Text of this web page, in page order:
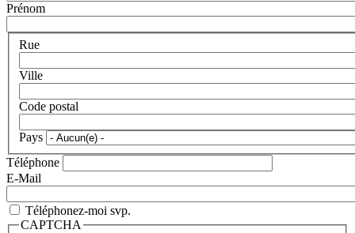
Prénom
Rue
Ville
Code postal
Pays
Téléphone
E-Mail
Téléphonez-moi svp.
CAPTCHA